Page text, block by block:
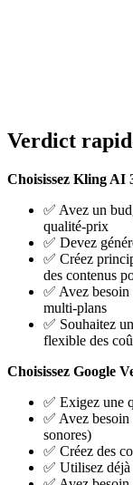
Verdict
Choisissez Kling AI
✅ Avez un
qualité-prix
✅ Devez
✅ Créez
des contenus
✅ Avez besoin
multi-plans
✅ Souhaitez
flexible des
Choisissez Google
✅ Exigez une
✅ Avez
sonores)
✅ Créez des
✅ Utilisez déjà